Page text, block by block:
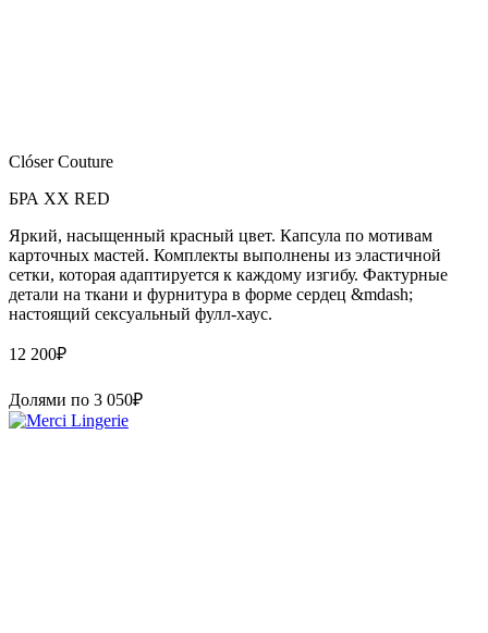
Clóser Couture
БРА XX RED
Яркий, насыщенный красный цвет. Капсула по мотивам
карточных мастей. Комплекты выполнены из эластичной
сетки, которая адаптируется к каждому изгибу. Фактурные
детали на ткани и фурнитура в форме сердец &mdash;
настоящий сексуальный фулл-хаус.
12 200₽
Долями по 3 050₽